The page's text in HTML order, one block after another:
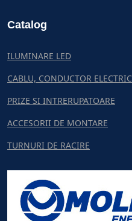
Catalog
ILUMINARE LED
CABLU, CONDUCTOR ELECTRIC
PRIZE SI INTRERUPATOARE
ACCESORII DE MONTARE
TURNURI DE RACIRE